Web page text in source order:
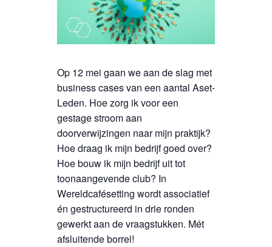
Op 12 mei gaan we aan de slag met
business cases van een aantal Aset-
Leden. Hoe zorg ik voor een
gestage stroom aan
doorverwijzingen naar mijn praktijk?
Hoe draag ik mijn bedrijf goed over?
Hoe bouw ik mijn bedrijf uit tot
toonaangevende club? In
Wereldcafésetting wordt associatief
én gestructureerd in drie ronden
gewerkt aan de vraagstukken. Mét
afsluitende borrel!